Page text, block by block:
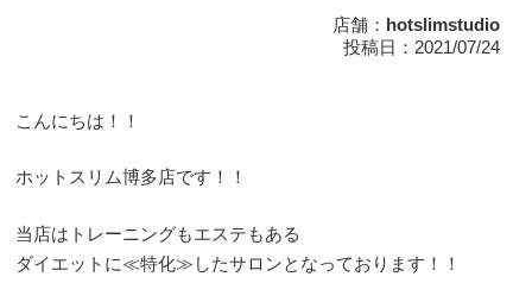
店舗： hotslimstudio
投稿日：2021/07/24
こんにちは！！
ホットスリム博多店です！！
当店はトレーニングもエステもある
ダイエットに≪特化≫したサロンとなっております！！